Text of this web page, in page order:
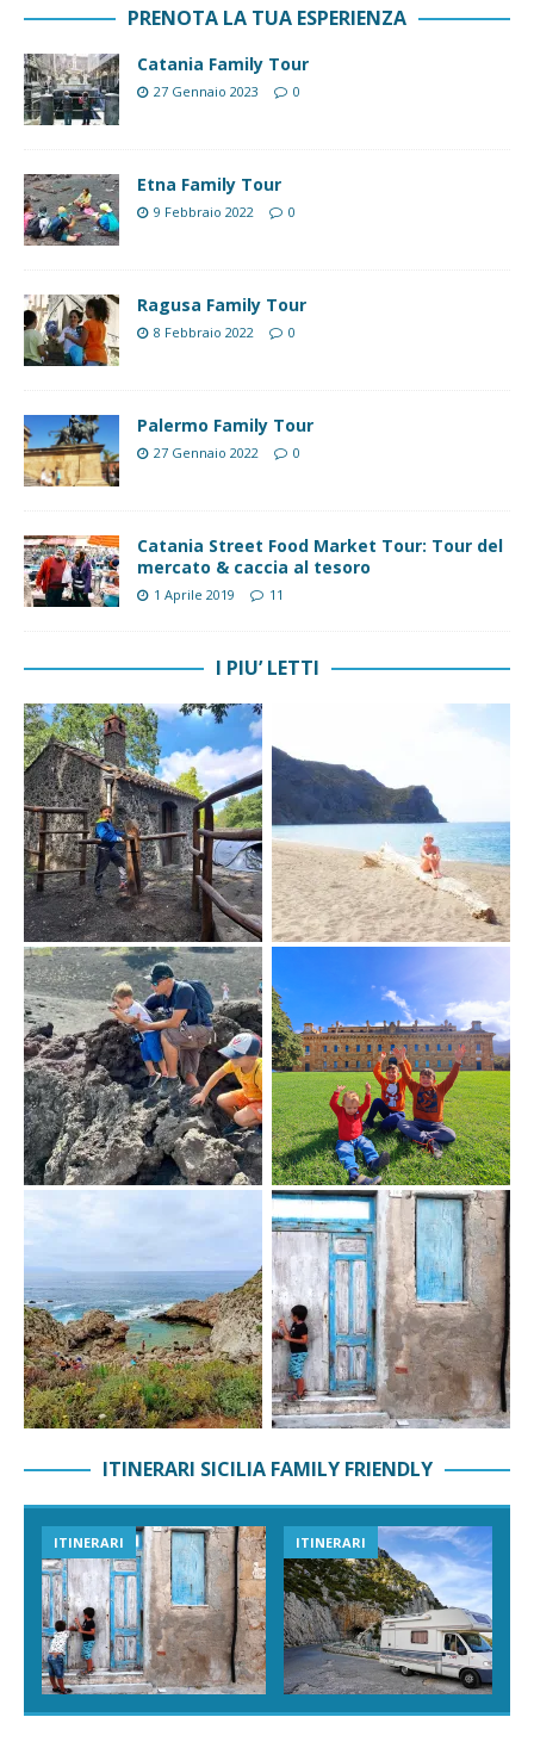
PRENOTA LA TUA ESPERIENZA
Catania Family Tour
27 Gennaio 2023 0
Etna Family Tour
9 Febbraio 2022 0
Ragusa Family Tour
8 Febbraio 2022 0
Palermo Family Tour
27 Gennaio 2022 0
Catania Street Food Market Tour: Tour del
mercato & caccia al tesoro
1 Aprile 2019 11
I PIU’ LETTI
ITINERARI SICILIA FAMILY FRIENDLY
ITINERARI ITINERARI